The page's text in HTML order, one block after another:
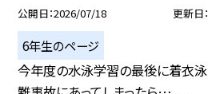
公開日 2026/07/18 更新日
6年生のページ
今年度の水泳学習の最後に着衣泳